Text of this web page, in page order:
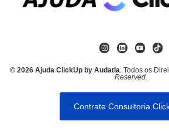
© 2026 Ajuda ClickUp by Audatia. Todos os
Reserved.
Contrate Consultoria